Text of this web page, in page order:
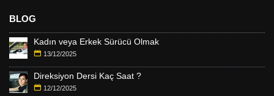
BLOG
Kadın veya Erkek Sürücü Olmak
13/12/2025
Direksiyon Dersi Kaç Saat ?
12/12/2025